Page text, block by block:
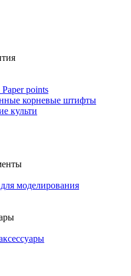
points
корневые штифты
культи
моделирования